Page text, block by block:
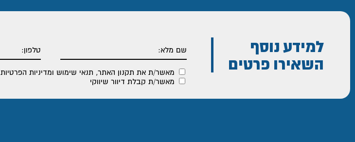
למידע נוסף
השאירו פרטים
מאשר/ת את תקנון האתר, תנאי שימוש ומדיניות הפרטיות
מאשר/ת קבלת דיוור שיווקי